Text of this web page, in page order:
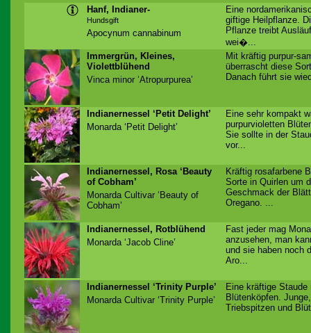
Hanf, Indianer-
Hundsgift
Apocynum cannabinum
Eine
giftige Heilpflanze.
Pflanze treibt
wei�...
Immergrün, Kleines,
Violettblühend
Vinca minor ‘Atropurpurea’
Mit kräftig purpur-
überrascht diese
Danach führt sie
Indianernessel ‘Petit Delight’
Monarda ‘Petit Delight’
Eine sehr kompakt
purpurvioletten
Sie sollte in der
vor...
Indianernessel, Rosa ‘Beauty
of Cobham’
Monarda Cultivar ‘Beauty of
Cobham’
Kräftig rosafarbene
Sorte in Quirlen um
Geschmack der
Oregano. ...
Indianernessel, Rotblühend
Monarda ‘Jacob Cline’
Fast jeder mag
anzusehen, man
und sie haben noch
Aro...
Indianernessel ‘Trinity Purple’
Monarda Cultivar ‘Trinity Purple’
Eine kräftige
Blütenköpfen.
Triebspitzen und